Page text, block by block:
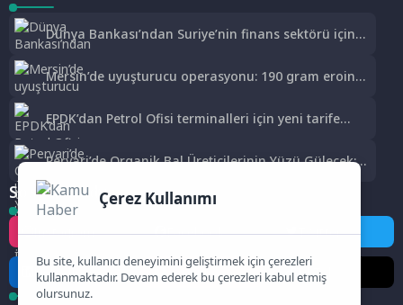
Dünya Bankası’ndan Suriye’nin finans sektörü için
100 milyon dolarlık hibe
Mersin’de uyuşturucu operasyonu: 190 gram eroin
ele geçirildi, 1 gözaltı
EPDK’dan Petrol Ofisi terminalleri için yeni tarife
kararı
Pervari’de Organik Bal Üreticilerinin Yüzü Gülecek:
Bu Yıl Rekolte İyi Seviyede Bekleniyor
Sosyal Medya
Instagram Facebook Twitter
LinkedIn YouTube TikTok
Çerez Kullanımı
Bu site, kullanıcı deneyimini geliştirmek için çerezleri
kullanmaktadır. Devam ederek bu çerezleri kabul etmiş
olursunuz.